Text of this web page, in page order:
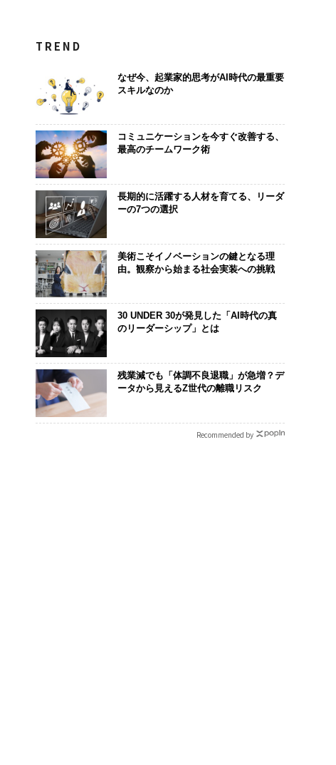
TREND
なぜ今、起業家的思考がAI時代の最重要
スキルなのか
コミュニケーションを今すぐ改善する、
最高のチームワーク術
長期的に活躍する人材を育てる、リーダ
ーの7つの選択
美術こそイノベーションの鍵となる理
由。観察から始まる社会実装への挑戦
30 UNDER 30が発見した「AI時代の真
のリーダーシップ」とは
残業減でも「体調不良退職」が急増？デ
ータから見えるZ世代の離職リスク
Recommended by